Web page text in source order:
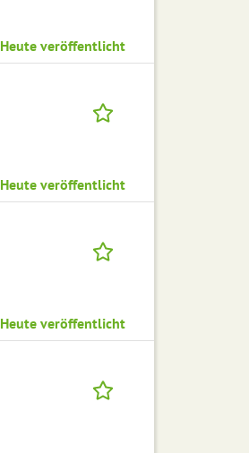
Heute veröffentlicht
Heute veröffentlicht
Heute veröffentlicht